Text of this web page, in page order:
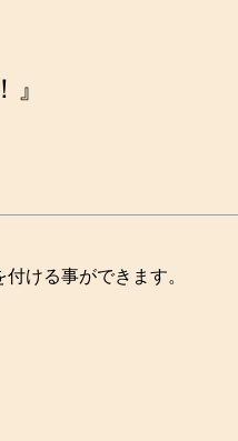
ける事ができます。